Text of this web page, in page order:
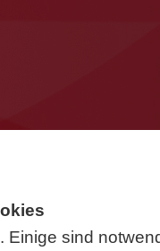
Einige sind